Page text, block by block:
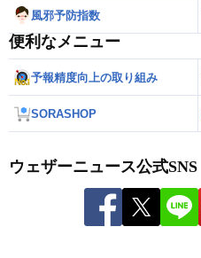
風邪予防指数
便利なメニュー
予報精度向上の取り組み
SORASHOP
ウェザーニュース公式SNS